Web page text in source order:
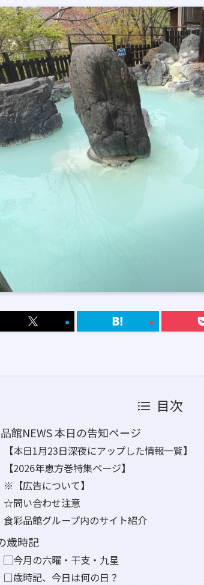
目次
館NEWS 本日の告知ページ
【本日1月23日深夜にアップした情報一覧】
【2026年恵方巻特集ページ】
※【広告について】
☆問い合わせ注意
食彩品館グループ内のサイト紹介
歳時記
▢今月の六曜・干支・九星
□歳時記、今日は何の日？